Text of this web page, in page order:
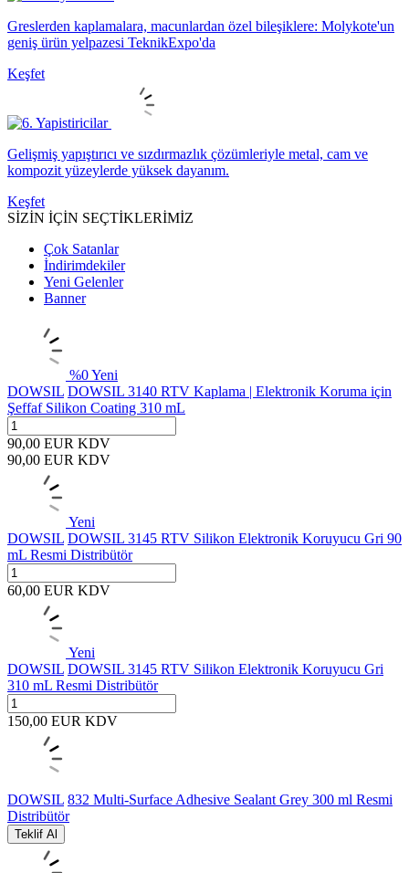
Greslerden kaplamalara, macunlardan özel bileşiklere: Molykote'un
geniş ürün yelpazesi TeknikExpo'da
Keşfet
Gelişmiş yapıştırıcı ve sızdırmazlık çözümleriyle metal, cam ve
kompozit yüzeylerde yüksek dayanım.
Keşfet
SİZİN İÇİN SEÇTİKLERİMİZ
Çok Satanlar
İndirimdekiler
Yeni Gelenler
Banner
%0Yeni
DOWSIL DOWSIL 3140 RTV Kaplama | Elektronik Koruma için
Şeffaf Silikon Coating 310 mL
90,00 EUR KDV
90,00 EUR KDV
Yeni
DOWSIL DOWSIL 3145 RTV Silikon Elektronik Koruyucu Gri 90
mL Resmi Distribütör
60,00 EUR KDV
Yeni
DOWSIL DOWSIL 3145 RTV Silikon Elektronik Koruyucu Gri
310 mL Resmi Distribütör
150,00 EUR KDV
DOWSIL 832 Multi-Surface Adhesive Sealant Grey 300 ml Resmi
Distribütör
Teklif Al